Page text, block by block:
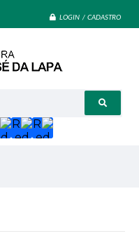
LOGIN / CADASTRO